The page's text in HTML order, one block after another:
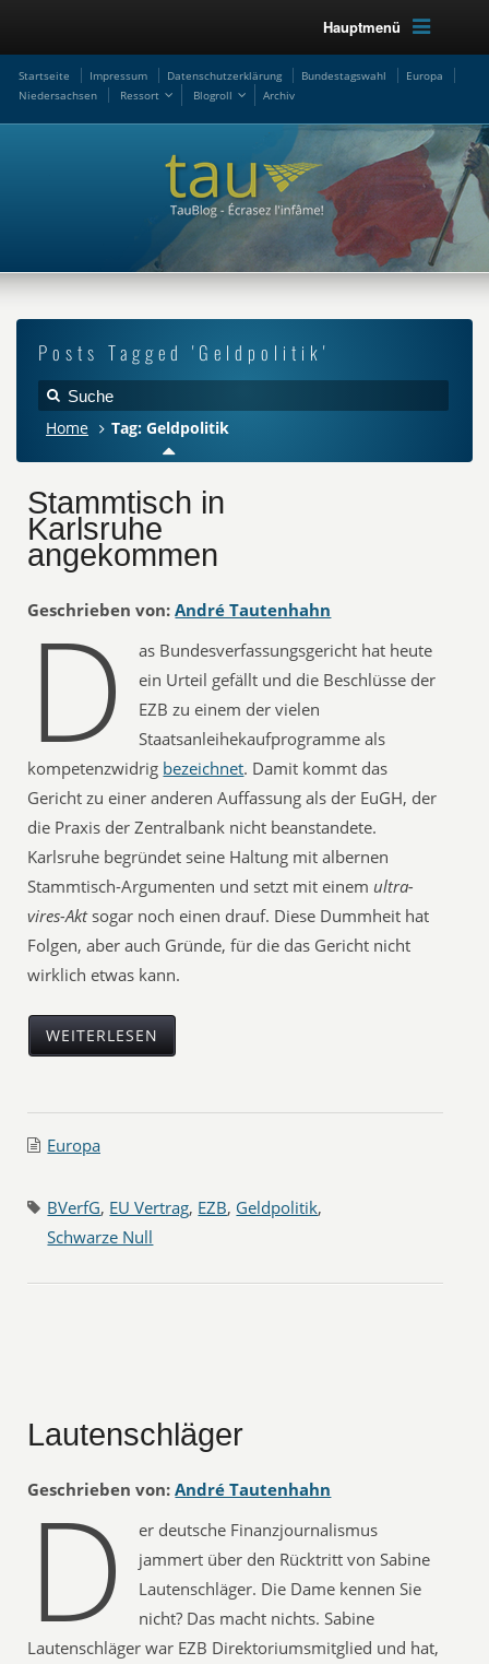
Hauptmenü
Startseite Impressum Datenschutzerklärung Bundestagswahl
Europa
Niedersachsen
Ressort Blogroll Archiv
Posts Tagged 'Geldpolitik'
Home Tag: Geldpolitik
Stammtisch in
Karlsruhe
angekommen
Geschrieben von: André Tautenhahn
D
as Bundesverfassungsgericht hat heute
ein Urteil gefällt und die Beschlüsse der
EZB zu einem der vielen
Staatsanleihekaufprogramme als
kompetenzwidrig bezeichnet. Damit kommt das
Gericht zu einer anderen Auffassung als der EuGH, der
die Praxis der Zentralbank nicht beanstandete.
Karlsruhe begründet seine Haltung mit albernen
Stammtisch-Argumenten und setzt mit einem ultra-
vires-Aktsogar noch einen drauf. Diese Dummheit hat
Folgen, aber auch Gründe, für die das Gericht nicht
wirklich etwas kann.
WEITERLESEN
Europa
BVerfG, EU Vertrag, EZB, Geldpolitik,
Schwarze Null
Lautenschläger
Geschrieben von: André Tautenhahn
D
er deutsche Finanzjournalismus
jammert über den Rücktritt von Sabine
Lautenschläger. Die Dame kennen Sie
nicht? Das macht nichts. Sabine
Lautenschläger war EZB Direktoriumsmitglied und hat,